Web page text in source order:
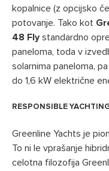
kopalnice (z opcijsko
potovanje. Tako kot
48 Flystandardno
paneloma, toda v
solarnima paneloma,
do 1,6 kW električne
RESPONSIBLE
Greenline Yachts je
To ni le vprašanje
celotna filozofija